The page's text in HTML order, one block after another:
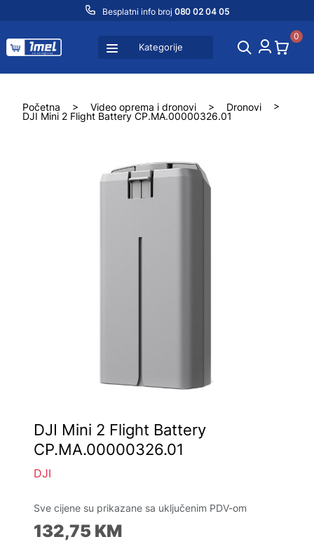
Besplatni info broj 080 02 04 05
Kategorije
0
Početna > Video oprema i dronovi > Dronovi
>
DJI Mini 2 Flight Battery CP.MA.00000326.01
DJI Mini 2 Flight Battery
CP.MA.00000326.01
DJI
Sve cijene su prikazane sa uključenim PDV-om
132,75 KM